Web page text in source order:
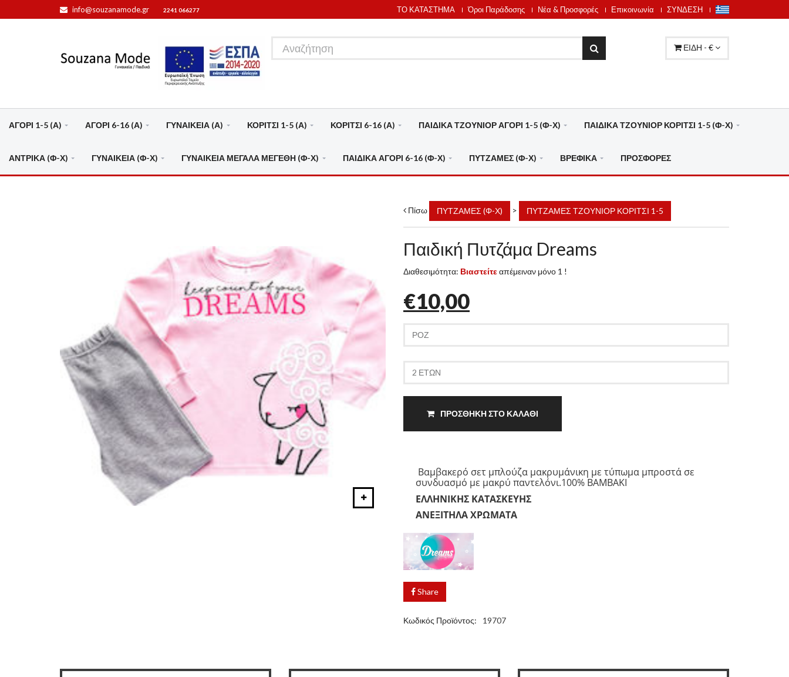
info@souzanamode.gr 2241 066277 ΤΟ ΚΑΤΑΣΤΗΜΑ Όροι Παράδοσης Νέα & Προσφορές Επικοινωνία ΣΥΝΔΕΣΗ
ΕΙΔΗ - €
ΑΓΟΡΙ 1-5 (Α) ΑΓΟΡΙ 6-16 (Α) ΓΥΝΑΙΚΕΙΑ (Α) ΚΟΡΙΤΣΙ 1-5 (Α) ΚΟΡΙΤΣΙ 6-16 (Α) ΠΑΙΔΙΚΑ ΤΖΟΥΝΙΟΡ ΑΓΟΡΙ 1-5 (Φ-Χ) ΠΑΙΔΙΚΑ ΤΖΟΥΝΙΟΡ ΚΟΡΙΤΣΙ 1-5 (Φ-Χ)
ΑΝΤΡΙΚΑ (Φ-Χ) ΓΥΝΑΙΚΕΙΑ (Φ-Χ) ΓΥΝΑΙΚΕΙΑ ΜΕΓΑΛΑ ΜΕΓΕΘΗ (Φ-Χ) ΠΑΙΔΙΚΑ ΑΓΟΡΙ 6-16 (Φ-Χ) ΠΥΤΖΑΜΕΣ (Φ-Χ) ΒΡΕΦΙΚΑ ΠΡΟΣΦΟΡΕΣ
Πίσω ΠΥΤΖΑΜΕΣ (Φ-Χ) > ΠΥΤΖΑΜΕΣ ΤΖΟΥΝΙΟΡ ΚΟΡΙΤΣΙ 1-5
Παιδική Πυτζάμα Dreams
Διαθεσιμότητα: Βιαστείτεαπέμειναν μόνο 1 !
€10,00
ΠΡΟΣΘΗΚΗ ΣΤΟ ΚΑΛΑΘΙ
Βαμβακερό σετ μπλούζα μακρυμάνικη με τύπωμα μπροστά σε
συνδυασμό με μακρύ παντελόνι.100% BAMBAKI
ΕΛΛΗΝΙΚΗΣ ΚΑΤΑΣΚΕΥΗΣ
ΑΝΕΞΙΤΗΛΑ ΧΡΩΜΑΤΑ
Share
Κωδικός Προϊόντος: 19707